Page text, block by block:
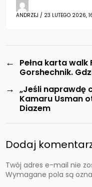
ANDRZEJ / 23 LUTEGO 2026,
←
Pełna karta walk
Gorshechnik.
→ „Jeśli naprawdę
Kamaru Usman
Diazem
Dodaj
Twój adres e-mail nie
Wymagane pola są